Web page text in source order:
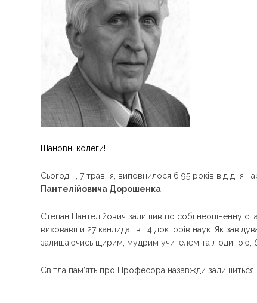
Шановні колеги!
Сьогодні, 7 травня, виповнилося б 95 років від дня
Пантелійовича Дорошенка
Степан Пантелійович залишив по собі неоціненну
виховавши 27 кандидатів і 4 докторів наук. Як
залишаючись щирим, мудрим учителем та людиною,
Світла пам’ять про Професора назавжди залишиться